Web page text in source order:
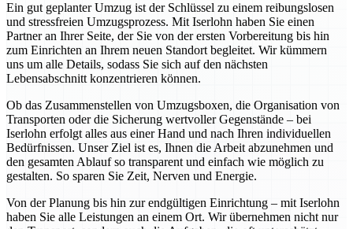
Ein gut geplanter Umzug ist der Schlüssel zu einem reibungslosen
und stressfreien Umzugsprozess. Mit Iserlohn haben Sie einen
Partner an Ihrer Seite, der Sie von der ersten Vorbereitung bis hin
zum Einrichten an Ihrem neuen Standort begleitet. Wir kümmern
uns um alle Details, sodass Sie sich auf den nächsten
Lebensabschnitt konzentrieren können.
Ob das Zusammenstellen von Umzugsboxen, die Organisation von
Transporten oder die Sicherung wertvoller Gegenstände – bei
Iserlohn erfolgt alles aus einer Hand und nach Ihren individuellen
Bedürfnissen. Unser Ziel ist es, Ihnen die Arbeit abzunehmen und
den gesamten Ablauf so transparent und einfach wie möglich zu
gestalten. So sparen Sie Zeit, Nerven und Energie.
Von der Planung bis hin zur endgültigen Einrichtung – mit Iserlohn
haben Sie alle Leistungen an einem Ort. Wir übernehmen nicht nur